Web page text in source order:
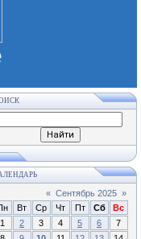
« Сентябрь 2025 »
Вт Ср Чт Пт Сб
Вс
1
2 3 4 5 6
7